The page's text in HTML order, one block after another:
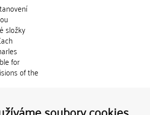
složky
for
of the
použity k